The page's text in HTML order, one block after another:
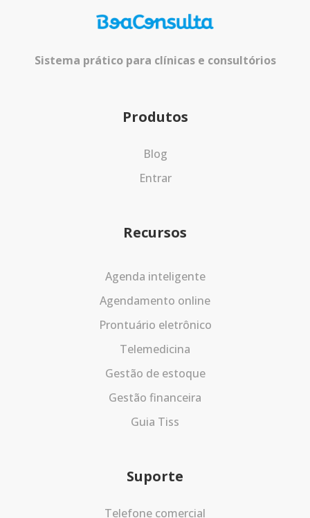
Sistema prático para clínicas e consultórios
Produtos
Blog
Entrar
Recursos
Agenda inteligente
Agendamento online
Prontuário eletrônico
Telemedicina
Gestão de estoque
Gestão financeira
Guia Tiss
Suporte
Telefone comercial